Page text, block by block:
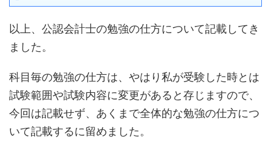
以上、公認会計士の勉強の仕方について記載してき
ました。
科目毎の勉強の仕方は、やはり私が受験した時とは
試験範囲や試験内容に変更があると存じますので、
今回は記載せず、あくまで全体的な勉強の仕方につ
いて記載するに留めました。